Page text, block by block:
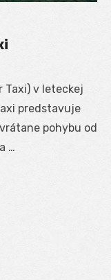
Taxi) v leteckej
predstavuje
pohybu od
…